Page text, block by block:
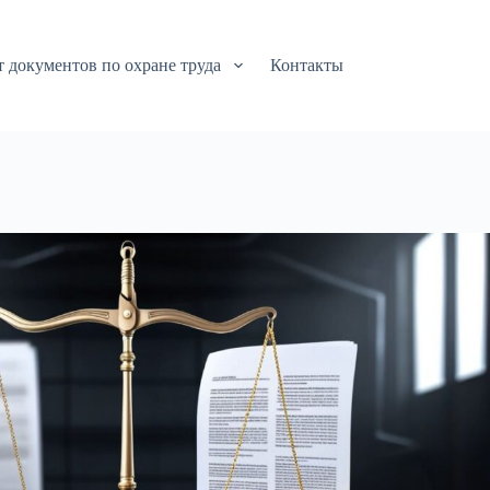
документов по охране труда Контакты